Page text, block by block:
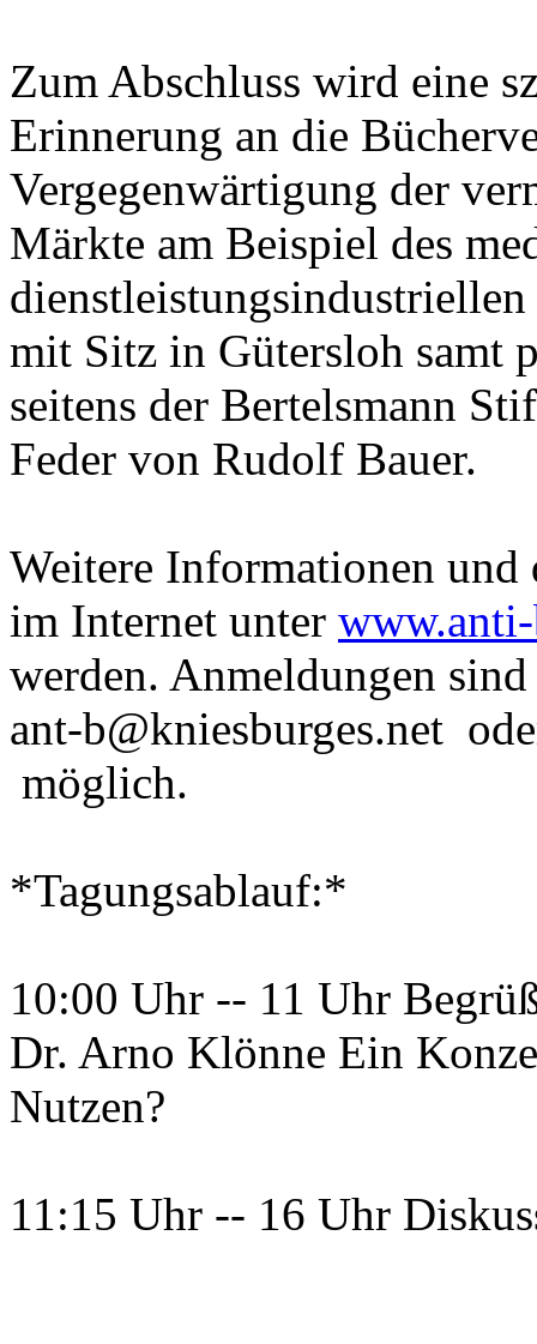
Zum Abschluss wird eine
Erinnerung an die
Vergegenwärtigung der
Märkte am Beispiel des
mit Sitz in Gütersloh samt
seitens der Bertelsmann
Feder von Rudolf Bauer.
Weitere Informationen und
im Internet unter
werden. Anmeldungen
ant-b@kniesburges.net
möglich.
*Tagungsablauf:*
10:00 Uhr -- 11 Uhr
Dr. Arno Klönne Ein
Nutzen?
11:15 Uhr -- 16 Uhr